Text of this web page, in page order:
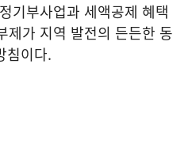
기부사업과 세액공제 혜택
제가 지역 발전의 든든한 동
침이다.